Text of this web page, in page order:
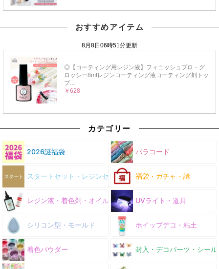
おすすめアイテム
カテゴリー
2026謎福袋 パラコード
スタートセット・レジンセット 福袋・ガチャ・謎
レジン液・着色剤・オイル UVライト・道具
シリコン型・モールド ホイップデコ・粘土
着色パウダー 封入・デコパーツ・シール